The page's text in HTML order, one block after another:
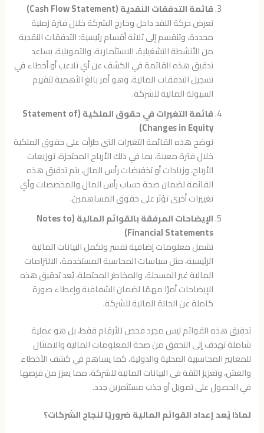
قائمة التدفقات النقدية (Cash Flow Statement)
تعرض حركة النقد داخل وخارج الشركة خلال فترة زمنية
محددة، وتنقسم إلى ثلاثة أقسام رئيسية: التدفقات النقدية
من الأنشطة التشغيلية، الاستثمارية، والتمويلية، يساعد
تدقيق هذه القائمة في الكشف عن أي تلاعب أو أخطاء في
تسجيل التدفقات المالية، وهو أمر بالغ الأهمية لتقييم
السيولة المالية للشركة.
قائمة التغيرات في حقوق الملكية (Statement of
Changes in Equity)
توضح هذه القائمة التغيرات التي طرأت على حقوق الملكية
خلال فترة معينة، بما في ذلك الأرباح المحتجزة، توزيعات
الأرباح، وزيادات أو تخفيضات رأس المال، يتم تدقيق هذه
القائمة لضمان صحة حساب رأس المال والمخصصات وأي
تغييرات أخرى تؤثر على حقوق المساهمين.
الإيضاحات المرفقة بالقوائم المالية (Notes to
Financial Statements)
تشمل معلومات إضافية تفسر وتكمل البيانات المالية
الرئيسية، مثل سياسات المحاسبة المستخدمة، الالتزامات
المالية غير المسجلة، والمخاطر المحتملة، يُعد تدقيق هذه
الإيضاحات أمرًا مهمًا لضمان الشفافية وإعطاء صورة
كاملة عن الحالة المالية للشركة.
تدقيق هذه القوائم ليس مجرد فحص للأرقام فقط، بل هو عملية
شاملة تهدف إلى التحقق من صحة المعلومات المالية والامتثال
للمعايير المحاسبية المحلية والدولية، كما يساهم في كشف الأخطاء
والغش، وتعزيز الثقة في البيانات المالية للشركة، مما يعزز من فرصها
في الحصول على تمويل أو جذب مستثمرين جدد.
لماذا يُعد إعداد القوائم المالية ضروريًا لنجاح الشركات؟